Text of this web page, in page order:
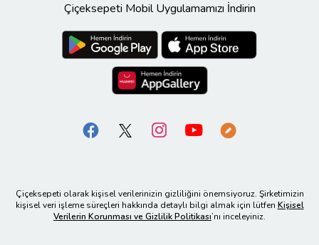
Çiçeksepeti Mobil Uygulamamızı İndirin
Çiçeksepeti olarak kişisel verilerinizin gizliliğini önemsiyoruz. Şirketimizin
kişisel veri işleme süreçleri hakkında detaylı bilgi almak için lütfen Kişisel
Verilerin Korunması ve Gizlilik Politikası’nı inceleyiniz.